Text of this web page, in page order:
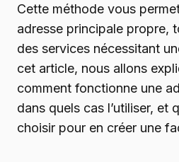
Cette méthode vous
adresse principale propre,
des services nécessitant
cet article, nous allons
comment fonctionne une
dans quels cas l’utiliser, et
choisir pour en créer une